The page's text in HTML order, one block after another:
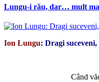
Lungu-i rău, dar… mult
Ion Lungu: Dragi
Când